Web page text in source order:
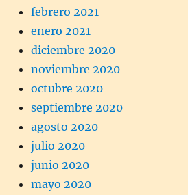
febrero 2021
enero 2021
diciembre 2020
noviembre 2020
octubre 2020
septiembre 2020
agosto 2020
julio 2020
junio 2020
mayo 2020